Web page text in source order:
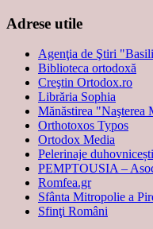
Adrese utile
Agenţia de Ştiri
Biblioteca ortodoxă
Creştin Ortodox.ro
Librăria Sophia
Mănăstirea
Orthotoxos Typos
Ortodox Media
Pelerinaje duhovnicești
PEMPTOUSIA –
Romfea.gr
Sfânta Mitropolie a
Sfinţi Români